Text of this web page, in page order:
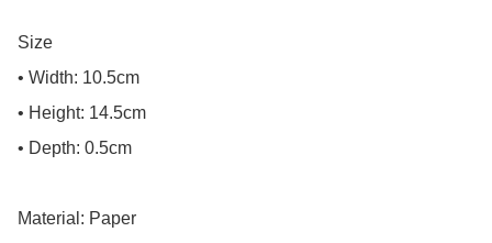
Size
• Width: 10.5cm
• Height: 14.5cm
• Depth: 0.5cm
Material: Paper